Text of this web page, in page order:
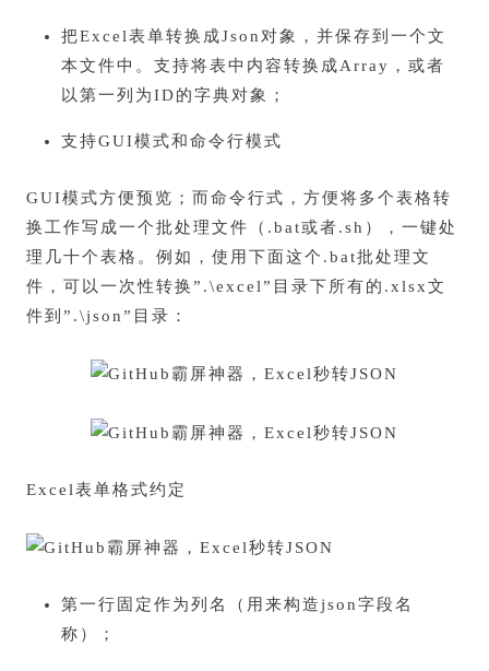
把Excel表单转换成Json对象，并保存到一个文
本文件中。支持将表中内容转换成Array，或者
以第一列为ID的字典对象；
支持GUI模式和命令行模式
GUI模式方便预览；而命令行式，方便将多个表格转
换工作写成一个批处理文件（.bat或者.sh），一键处
理几十个表格。例如，使用下面这个.bat批处理文
件，可以一次性转换”.\excel”目录下所有的.xlsx文
件到”.\json”目录：
Excel表单格式约定
第一行固定作为列名（用来构造json字段名
称）；